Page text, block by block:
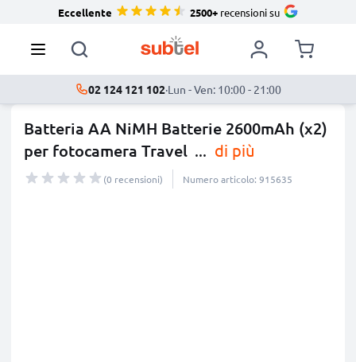
Eccellente 2500+recensioni su
02 124 121 102·Lun - Ven: 10:00 - 21:00
Batteria AA NiMH Batterie 2600mAh (x2)
per fotocamera Travel ... di più
(0 recensioni) Numero articolo: 915635